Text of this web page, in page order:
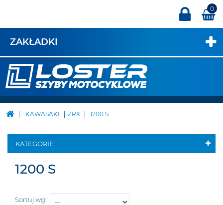
0
ZAKŁADKI
KAWASAKI ZRX 1200 S
KATEGORIE
1200 S
Sortuj wg: